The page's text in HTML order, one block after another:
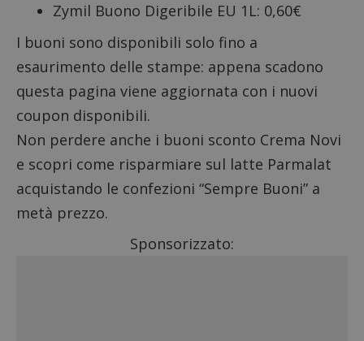
Zymil Buono Digeribile EU 1L: 0,60€
I buoni sono disponibili solo fino a
esaurimento delle stampe: appena scadono
questa pagina viene aggiornata con i nuovi
coupon disponibili.
Non perdere anche i buoni sconto Crema Novi
e scopri come risparmiare sul latte Parmalat
acquistando le confezioni “Sempre Buoni” a
metà prezzo.
Sponsorizzato: